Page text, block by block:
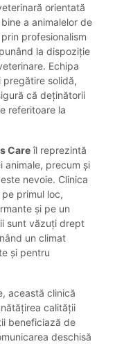
orientată
a animalelor de
profesionalism
la dispoziție
Echipa
solidă,
că deținătorii
referitoare la
Careîl reprezintă
animale, precum și
nevoie. Clinica
primul loc,
și pe un
sunt văzuți drept
un climat
și pentru
această clinică
calității
beneficiază de
deschisă